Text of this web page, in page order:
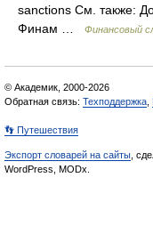
sanctions См. также:
Финам …
Финансовый
© Академик, 2000-2026
Обратная связь: Техподдержка
👣 Путешествия
Экспорт словарей на сайты ,
WordPress, MODx.